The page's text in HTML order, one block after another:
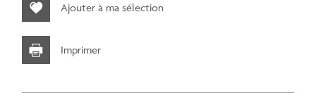
Ajouter à ma sélection
Imprimer